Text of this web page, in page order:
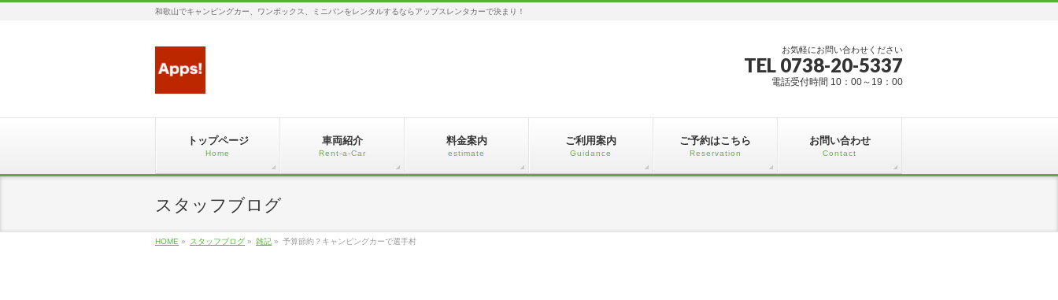
和歌山でキャンピングカー、ワンボックス、ミニバンをレンタルするならアップスレンタカーで決まり！
お気軽にお問い合わせください
TEL 0738-20-5337
電話受付時間 10：00～19：00
トップページ
Home
車両紹介
Rent-a-Car
料金案内
estimate
ご利用案内
Guidance
ご予約はこちら
Reservation
お問い合わせ
Contact
スタッフブログ
HOME » スタッフブログ » 雑記 » 予算節約？キャンピングカーで選手村